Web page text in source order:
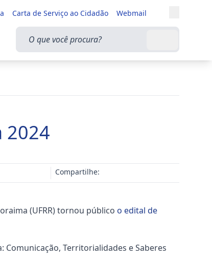
Carta de Serviço ao Cidadão Webmail
Alternar
O que você procura?
Buscar
2024
Compartilhe:
(UFRR) tornou público o edital de
Comunicação, Territorialidades e Saberes